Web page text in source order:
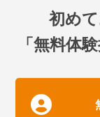
初め
「無料体